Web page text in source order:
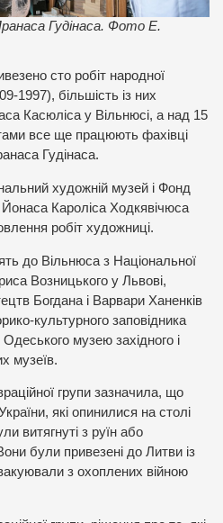
Гудінаса. Фото Е.
сто робіт народної
1997), більшість із них
Касюліса у Вільнюсі, а над 15
все ще працюють фахівці
Гудінаса.
художній музей і Фонд
Йонаса Кароліса Ходкявічюса
робіт художниці.
до Вільнюса з Національної
Возницького у Львові,
Богдана і Варвари Ханенків
культурного заповідника
музею західного і
музеїв.
групи зазначила, що
які опинилися на столі
витягнуті з руїн або
були привезені до Литви із
з охоплених війною